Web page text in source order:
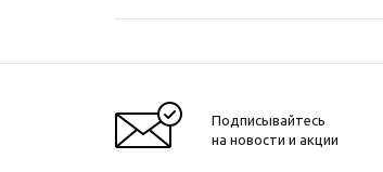
Подписывайтесь
на новости и акции